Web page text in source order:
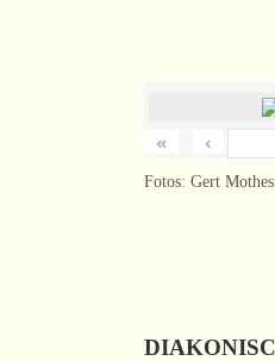
« ‹
Fotos: Gert Mothes